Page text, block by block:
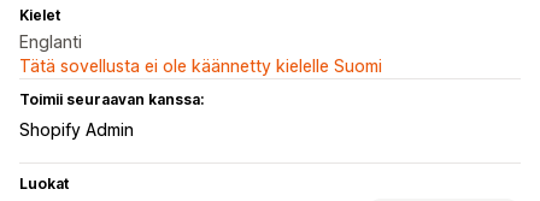
Kielet
Englanti
Tätä sovellusta ei ole käännetty kielelle Suomi
Toimii seuraavan kanssa:
Shopify Admin
Luokat